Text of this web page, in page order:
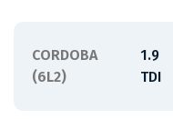
CORDOBA
(6L2)
1.9
TDI